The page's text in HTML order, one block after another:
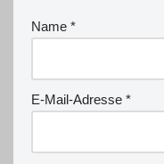
Name *
E-Mail-Adresse *